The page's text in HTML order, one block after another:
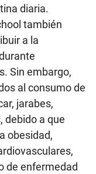
diaria.
también
a la
Sin embargo,
al consumo de
jarabes,
debido a que
obesidad,
de enfermedad